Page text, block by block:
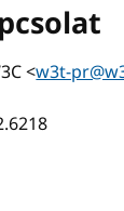
<w3t-